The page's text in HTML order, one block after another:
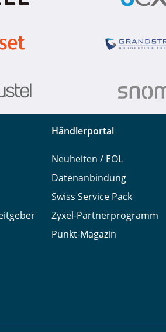
Händlerportal
Neuheiten / EOL
Datenanbindung
Swiss Service Pack
Zyxel-Partnerprogramm
Punkt-Magazin